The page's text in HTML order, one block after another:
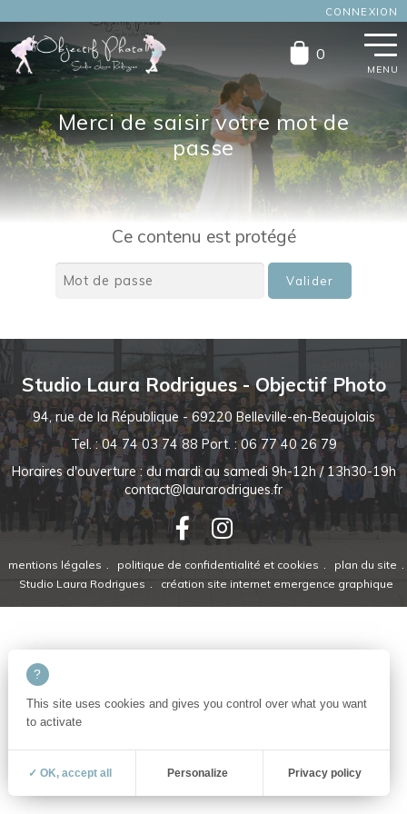
à
navigation
au
contenu
0
CONNEXION
Merci de saisir votre mot de
passe
Ce contenu est protégé
Studio Laura Rodrigues - Objectif Photo
94, rue de la République - 69220 Belleville-en-Beaujolais
Tel. : 04 74 03 74 88 Port. : 06 77 40 26 79
Horaires d'ouverture : du mardi au samedi 9h-12h / 13h30-19h
contact@laurarodrigues.fr
mentions légales politique de confidentialité et cookies
plan du site
Studio Laura Rodrigues
création site internet emergence graphique
This site uses cookies and gives you control over what you want
to activate
✓ OK, accept all Personalize Privacy policy